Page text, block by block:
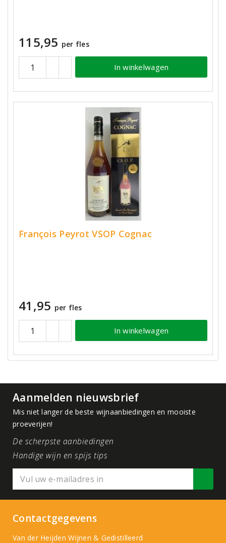
115,95 per fles
In winkelwagen
François Peyrot VSOP Cognac
41,95 per fles
In winkelwagen
Aanmelden nieuwsbrief
Mis niet langer de beste wijnaanbiedingen en mooiste
proeverijen!
De scherpste aanbiedingen
Handige wijn en spijs tips
Contactgegevens
Van der Heijden Wijnen & Gedistilleerd